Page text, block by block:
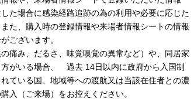
た場合に感染経路追跡の為の利用や必要に応じた
た、購入時の登録情報や来場者情報シートの情報
ございます。
痛み、だるさ、味覚嗅覚の異常など）や、同居家
がいる場合、 過去 14日以内に政府から入国制
ている国、地域等への渡航又は当該在住者との濃
入（ご来場）をお控えください。